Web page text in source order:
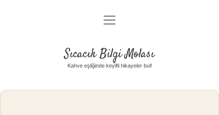
Anasayfa
Yasal Uyarı
menüyü
aç
Sıcacık Bilgi Molası
Kahve eşliğinde keyifli hikayeler bul!